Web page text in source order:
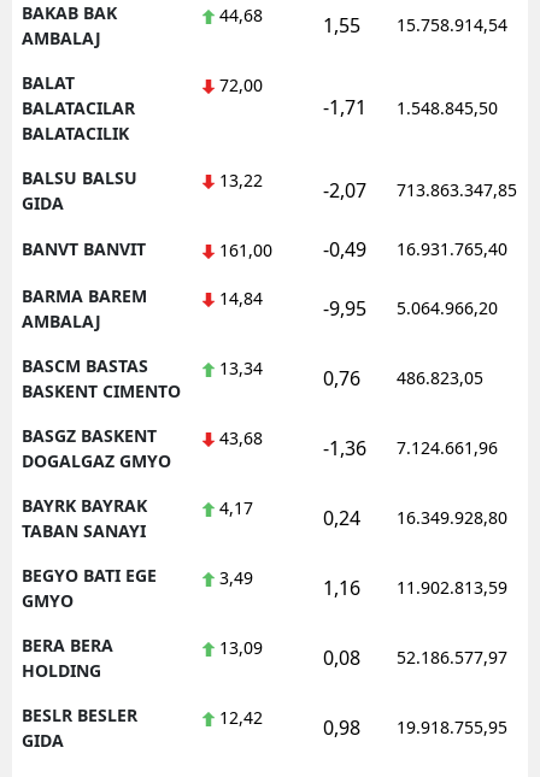
BAKAB BAK
AMBALAJ
44,68 1,55 15.758.914,54
BALAT
BALATACILAR
BALATACILIK
72,00
-1,71 1.548.845,50
BALSU BALSU
GIDA
13,22 -2,07 713.863.347,85
BANVT BANVIT 161,00 -0,49 16.931.765,40
BARMA BAREM
AMBALAJ
14,84 -9,95 5.064.966,20
BASCM BASTAS
BASKENT CIMENTO
13,34 0,76 486.823,05
BASGZ BASKENT
DOGALGAZ GMYO
43,68 -1,36 7.124.661,96
BAYRK BAYRAK
TABAN SANAYI
4,17 0,24 16.349.928,80
BEGYO BATI EGE
GMYO
3,49 1,16 11.902.813,59
BERA BERA
HOLDING
13,09 0,08 52.186.577,97
BESLR BESLER
GIDA
12,42 0,98 19.918.755,95